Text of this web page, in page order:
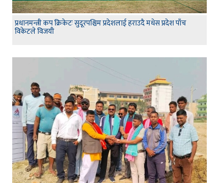
प्रधानमन्त्री कप क्रिकेटः सुदूरपश्चिम प्रदेशलाई हराउदै मधेस प्रदेश पाँच
विकेटले विजयी